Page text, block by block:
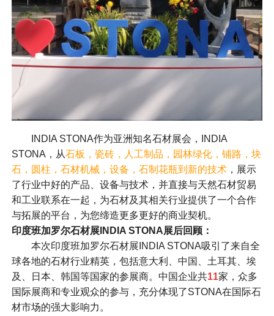
INDIA STONA作为亚洲知名石材展会，INDIA
STONA，从石板，瓷砖，人工制品，园林绿化，铺路，块
石，圆柱，石材机械，设备，石制花瓶到新的技术，展示
了行业中好的产品、设备与技术，并直接与天然石材贸易
和工业联系在一起，为石材及其相关行业提供了一个合作
与拓展的平台，为您缔造更多更好的商业契机。
印度班加罗尔石材展INDIA STONA展后回顾：
本次印度班加罗尔石材展INDIA STONA吸引了来自全
球各地的石材行业精英，包括意大利、中国、土耳其、埃
及、日本、韩国等国家的参展商。中国企业共11家，众多
国际展商和专业观众的参与，充分体现了STONA在国际石
材市场的强大影响力。